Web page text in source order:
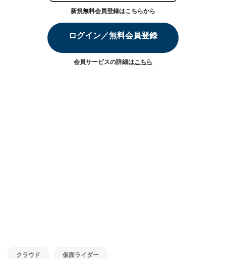
新規無料会員登録はこちらから
ログイン／無料会員登録
会員サービスの詳細はこちら
クラウド 仮面ライダー